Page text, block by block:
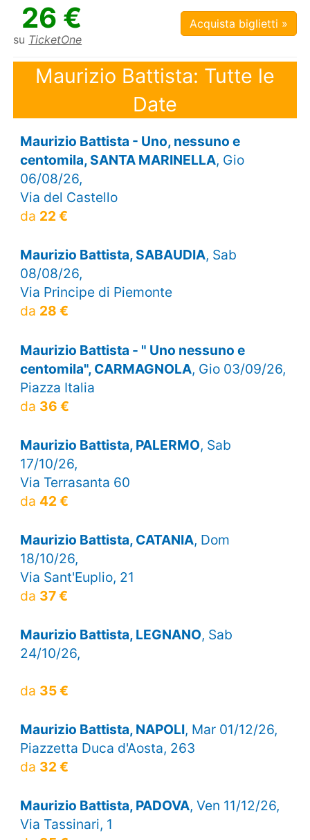
26 €
su TicketOne
Acquista biglietti »
Maurizio Battista: Tutte le
Date
Maurizio Battista - Uno, nessuno e
centomila, SANTA MARINELLA, Gio
06/08/26,
Via del Castello
da 22 €
Maurizio Battista, SABAUDIA, Sab
08/08/26,
Via Principe di Piemonte
da 28 €
Maurizio Battista - " Uno nessuno e
centomila", CARMAGNOLA, Gio 03/09/26,
Piazza Italia
da 36 €
Maurizio Battista, PALERMO, Sab
17/10/26,
Via Terrasanta 60
da 42 €
Maurizio Battista, CATANIA, Dom
18/10/26,
Via Sant'Euplio, 21
da 37 €
Maurizio Battista, LEGNANO, Sab
24/10/26,
da 35 €
Maurizio Battista, NAPOLI, Mar 01/12/26,
Piazzetta Duca d'Aosta, 263
da 32 €
Maurizio Battista, PADOVA, Ven 11/12/26,
Via Tassinari, 1